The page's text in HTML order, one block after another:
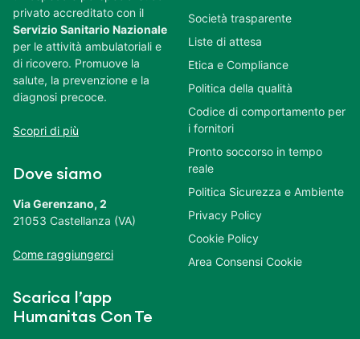
privato accreditato con il
Servizio Sanitario Nazionale
per le attività ambulatoriali e
di ricovero. Promuove la
salute, la prevenzione e la
diagnosi precoce.
Scopri di più
Dove siamo
Via Gerenzano, 2
21053 Castellanza (VA)
Come raggiungerci
Scarica l’app
Humanitas Con Te
Società trasparente
Liste di attesa
Etica e Compliance
Politica della qualità
Codice di comportamento per
i fornitori
Pronto soccorso in tempo
reale
Politica Sicurezza e Ambiente
Privacy Policy
Cookie Policy
Area Consensi Cookie